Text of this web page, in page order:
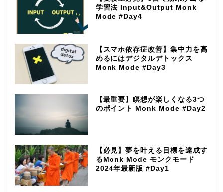
学習法 Input&Output Monk
Mode #Day4
【スマホ依存症改善】集中力を高
めるにはデジタルデトックス
Monk Mode #Day3
【最重要】瞑想が楽しくなる3つ
のポイント Monk Mode #Day2
【必見】夢を叶える目標を達成す
るMonk Mode モンクモード
2024年最新版 #Day1